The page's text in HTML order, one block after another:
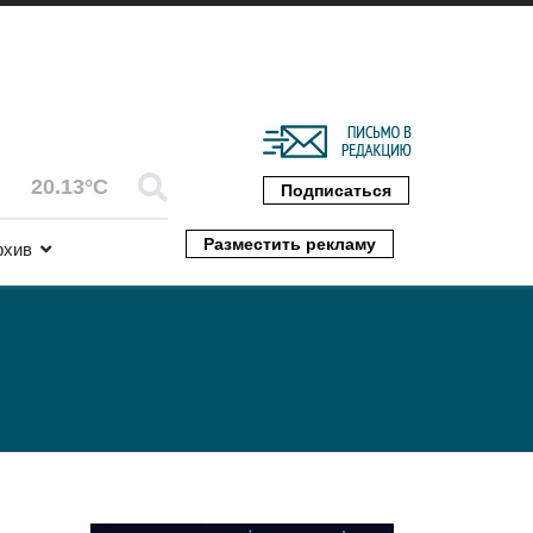
20.13°C Подписаться
Разместить рекламу